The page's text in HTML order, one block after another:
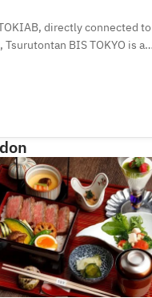
directly connected to
BIS TOKYO is a